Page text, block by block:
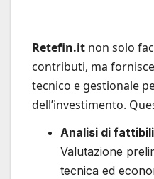
Retefin.it non solo
contributi, ma
tecnico e gestionale
dell’investimento.
Analisi di
Valutazione
tecnica ed